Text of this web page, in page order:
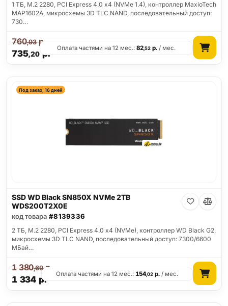
1 ТБ, M.2 2280, PCI Express 4.0 x4 (NVMe 1.4), контроллер MaxioTech
MAP1602A, микросхемы 3D TLC NAND, последовательный доступ:
730…
735,20р.
760,93р.
Оплата частями на 12 мес.:82,52 р. / мес.
Под заказ, 16 дней
SSD WD Black SN850X NVMe 2TB
WDS200T2X0E
код товара #8139336
2 ТБ, M.2 2280, PCI Express 4.0 x4 (NVMe), контроллер WD Black G2,
микросхемы 3D TLC NAND, последовательный доступ: 7300/6600
МБай…
1 334 р.
1 380,69р.
Оплата частями на 12 мес.:154,02 р. / мес.